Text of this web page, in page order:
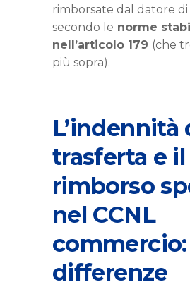
rimborsate dal datore di
secondo le norme
nell’articolo 179 (che
più sopra).
L’indennità
trasferta e il
rimborso
nel CCNL
differenze